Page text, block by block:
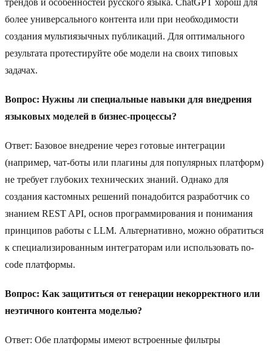
трендов и особенностей русского языка. ChatGPT хорош для
более универсального контента или при необходимости
создания мультиязычных публикаций. Для оптимального
результата протестируйте обе модели на своих типовых
задачах.
Вопрос: Нужны ли специальные навыки для внедрения
языковых моделей в бизнес-процессы?
Ответ: Базовое внедрение через готовые интеграции
(например, чат-боты или плагины для популярных платформ)
не требует глубоких технических знаний. Однако для
создания кастомных решений понадобится разработчик со
знанием REST API, основ программирования и понимания
принципов работы с LLM. Альтернативно, можно обратиться
к специализированным интеграторам или использовать no-
code платформы.
Вопрос: Как защититься от генерации некорректного или
неэтичного контента моделью?
Ответ: Обе платформы имеют встроенные фильтры